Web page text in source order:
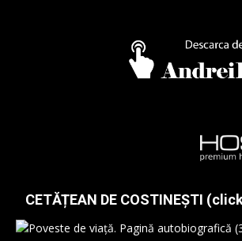
CETĂȚEAN DE COSTINEȘTI